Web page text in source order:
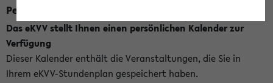
Persönlicher Kalender
Das eKVV stellt Ihnen einen persönlichen Kalender zur
Verfügung
Dieser Kalender enthält die Veranstaltungen, die Sie in
Ihrem eKVV-Stundenplan gespeichert haben.